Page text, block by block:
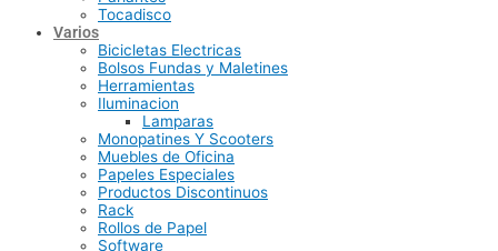
Tocadisco
Varios
Bicicletas Electricas
Bolsos Fundas y Maletines
Herramientas
Iluminacion
Lamparas
Monopatines Y Scooters
Muebles de Oficina
Papeles Especiales
Productos Discontinuos
Rack
Rollos de Papel
Software